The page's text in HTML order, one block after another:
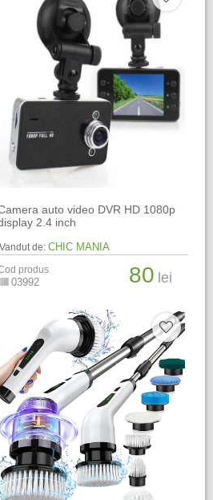
auto video DVR HD 1080p
2.4 inch
Vandut de: CHIC MANIA
produs
03992 80 lei